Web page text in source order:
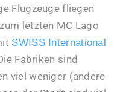
Flugzeuge fliegen
letzten MC Lago
SWISS International
Fabriken sind
viel weniger (andere